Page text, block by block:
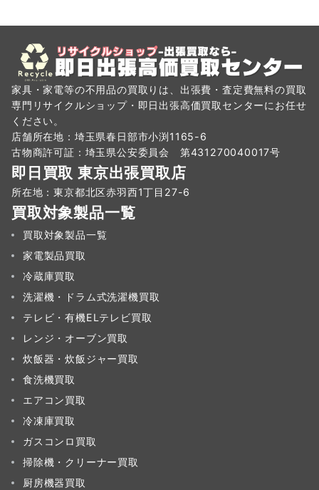
家具・家電等の不用品の買取りは、出張費・査定費無料の買取
専門リサイクルショップ・即日出張高価買取センターにお任せ
ください。
店舗所在地：埼玉県春日部市小渕1165-6
古物商許可証：埼玉県公安委員会 第431270040017号
即日買取 東京出張買取店
所在地：東京都北区赤羽西1丁目27-6
買取対象製品一覧
買取対象製品一覧
家電製品買取
冷蔵庫買取
洗濯機・ドラム式洗濯機買取
テレビ・有機ELテレビ買取
レンジ・オーブン買取
炊飯器・炊飯ジャー買取
食洗機買取
エアコン買取
冷凍庫買取
ガスコンロ買取
掃除機・クリーナー買取
厨房機器買取